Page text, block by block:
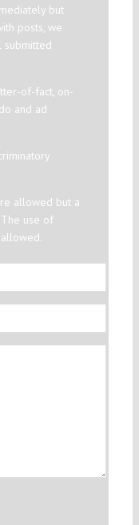
but
posts, we
submitted
of-fact, on-
and ad
allowed but a
use of